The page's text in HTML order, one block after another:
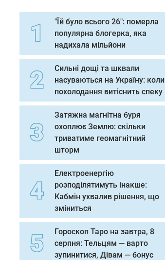
"Їй було всього 26": померла
популярна блогерка, яка
надихала мільйони
Сильні дощі та шквали
насуваються на Україну: коли
похолодання витіснить спеку
Затяжна магнітна буря
охоплює Землю: скільки
триватиме геомагнітний
шторм
Електроенергію
розподілятимуть інакше:
Кабмін ухвалив рішення, що
зміниться
Гороскоп Таро на завтра, 8
серпня: Тельцям — варто
зупинитися, Дівам — бонус